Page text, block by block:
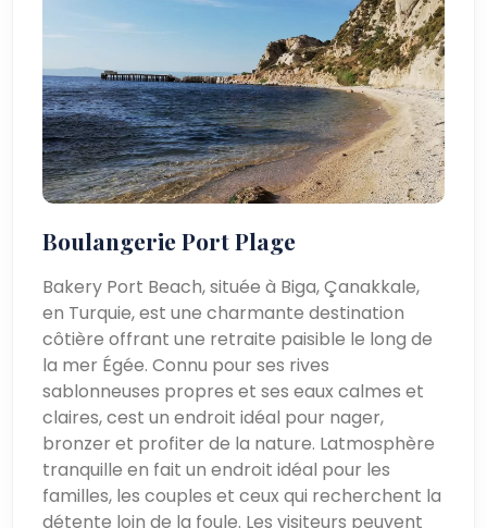
Boulangerie Port Plage
Bakery Port Beach, située à Biga, Çanakkale,
en Turquie, est une charmante destination
côtière offrant une retraite paisible le long de
la mer Égée. Connu pour ses rives
sablonneuses propres et ses eaux calmes et
claires, cest un endroit idéal pour nager,
bronzer et profiter de la nature. Latmosphère
tranquille en fait un endroit idéal pour les
familles, les couples et ceux qui recherchent la
détente loin de la foule. Les visiteurs peuvent